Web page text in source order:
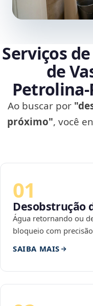
Serviços
de
Ao buscar por
próximo", você
01
Desobstrução
Água retornando ou
bloqueio com
SAIBA MAIS